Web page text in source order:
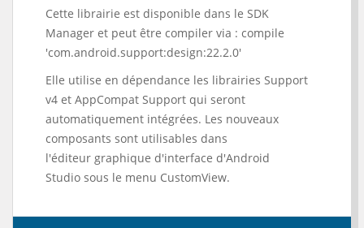
Cette librairie est disponible dans le SDK
Manager et peut être compiler via : compile
'com.android.support:design:22.2.0'
Elle utilise en dépendance les librairies Support
v4 et AppCompat Support qui seront
automatiquement intégrées. Les nouveaux
composants sont utilisables dans
l'éditeur graphique d'interface d'Android
Studio sous le menu CustomView.